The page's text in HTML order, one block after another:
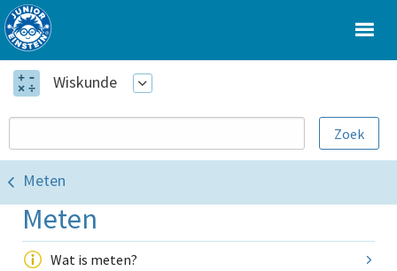
Wiskunde
Meten
Meten
Wat is meten?